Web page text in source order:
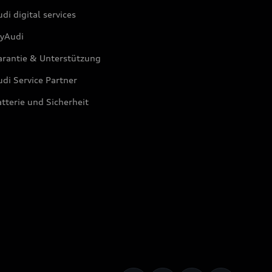
digital services
& Unterstützung
Service Partner
und Sicherheit